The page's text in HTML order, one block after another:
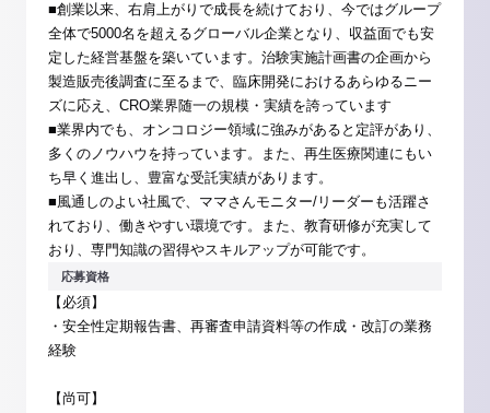
■創業以来、右肩上がりで成長を続けており、今ではグループ
全体で5000名を超えるグローバル企業となり、収益面でも安
定した経営基盤を築いています。治験実施計画書の企画から
製造販売後調査に至るまで、臨床開発におけるあらゆるニー
ズに応え、CRO業界随一の規模・実績を誇っています
■業界内でも、オンコロジー領域に強みがあると定評があり、
多くのノウハウを持っています。また、再生医療関連にもい
ち早く進出し、豊富な受託実績があります。
■風通しのよい社風で、ママさんモニター/リーダーも活躍さ
れており、働きやすい環境です。また、教育研修が充実して
おり、専門知識の習得やスキルアップが可能です。
応募資格
【必須】
・安全性定期報告書、再審査申請資料等の作成・改訂の業務
経験
【尚可】